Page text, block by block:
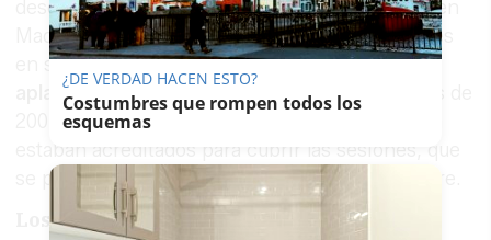
desde la sede de la Fiscalía General del Estado en
Madrid, y fue despedido por un grupo de fiscales
en señal de apoyo.Su entrada al tribunal fue
aplaudida por algunas personas,
mientras más de
200 periodistas de 59 medios de comunicación
estaban acreditados para cubrir las sesiones, que
se prevé se prolonguen hasta el 13 de noviembre.
Los primeros testigos
¿DE VERDAD HACEN ESTO?
Costumbres que rompen todos los
esquemas